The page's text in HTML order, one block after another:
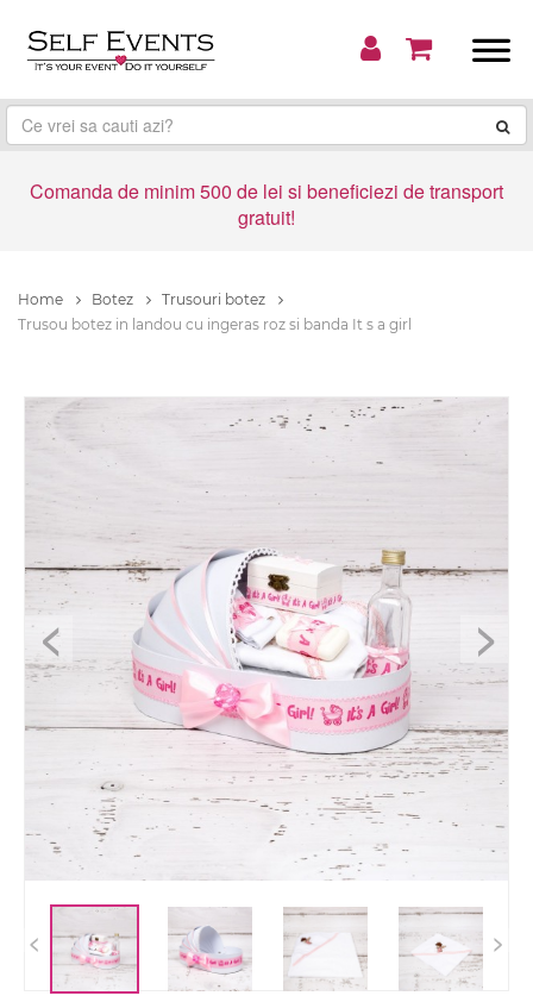
Comanda de minim 500 de lei si beneficiezi de transport
gratuit!
Home Botez
Trusouri botez
Trusou botez in landou cu ingeras roz si banda It s a girl
< >
< >